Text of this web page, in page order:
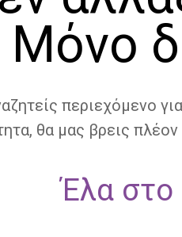
Μόνο
περιεχόμενο
θα μας βρεις
Έλα στο